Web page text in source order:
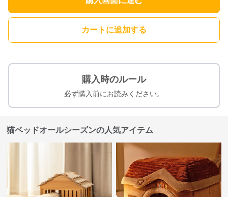
カートに追加する
購入時のルール
必ず購入前にお読みください。
猫ベッドオールシーズンの人気アイテム